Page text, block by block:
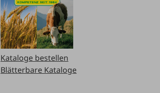
Kataloge bestellen
Blätterbare Kataloge